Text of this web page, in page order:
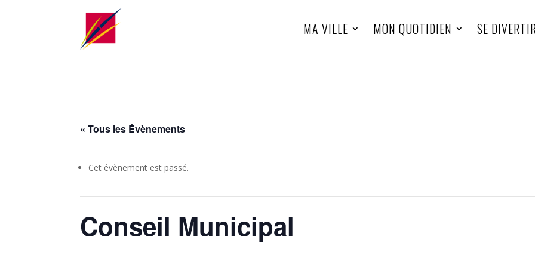
MA VILLE MON QUOTIDIEN SE
« Tous les Évènements
Cet évènement est passé.
Conseil Municipal